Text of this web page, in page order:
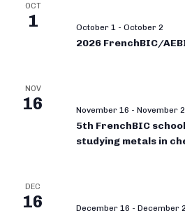
OCT
1 October 1 - October 2
2026 FrenchBIC/
NOV
16 November 16 - November
5th FrenchBIC
studying metals in
DEC
16 December 16 - December